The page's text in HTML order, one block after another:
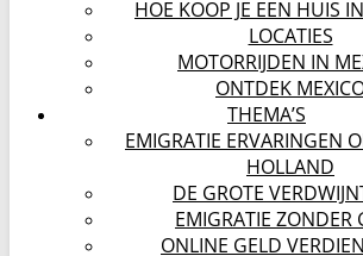
HOE KOOP JE EEN HUIS
LOCATIES
MOTORRIJDEN IN
ONTDEK
THEMA’S
EMIGRATIE ERVARINGEN
HOLLAND
DE GROTE
EMIGRATIE ZONDER
ONLINE GELD